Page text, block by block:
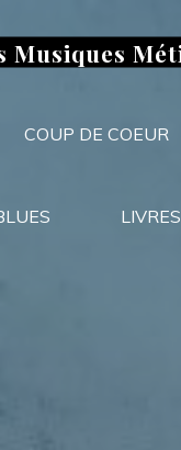
Musiques
COUP DE COEUR
LIVRES